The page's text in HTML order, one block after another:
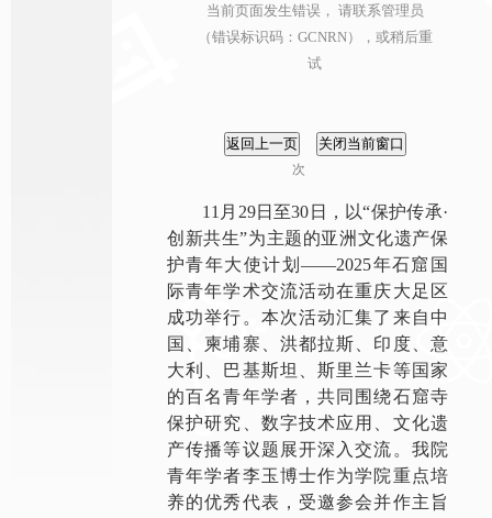
当前页面发生错误， 请联系管理员
（错误标识码：GCNRN），或稍后重
试
次
11月29日至30日，以“保护传承·
创新共生”为主题的亚洲文化遗产保
护青年大使计划——2025年石窟国
际青年学术交流活动在重庆大足区
成功举行。本次活动汇集了来自中
国、柬埔寨、洪都拉斯、印度、意
大利、巴基斯坦、斯里兰卡等国家
的百名青年学者，共同围绕石窟寺
保护研究、数字技术应用、文化遗
产传播等议题展开深入交流。我院
青年学者李玉博士作为学院重点培
养的优秀代表，受邀参会并作主旨